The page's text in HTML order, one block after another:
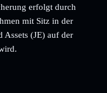
erfolgt durch
mit Sitz in der
Assets (JE) auf der